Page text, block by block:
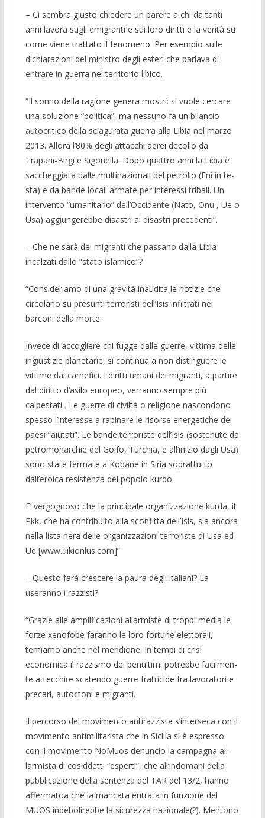
– Ci sembra giusto chiedere un parere a chi da tanti
anni lavora sugli emigran­ti e sui loro diritti e la verità su
come viene trattato il fenomeno. Per esempio sulle
dichiarazioni del ministro degli esteri che parlava di
entrare in guerra nel territorio libico.
“Il sonno della ragione genera mostri: si vuole cercare
una soluzio­ne “politica”, ma nessuno fa un bilancio
autocritico della sciagurata guerra alla Li­bia nel marzo
2013. Allora l’80% degli at­tacchi aerei de­collò da
Trapani-Birgi e Sigonella. Dopo quattro anni la Libia è
saccheggia­ta dalle multinazionali del petrolio (Eni in te­
sta) e da bande locali armate per interes­si tribali. Un
intervento “umanitario” dell’Occidente (Nato, Onu , Ue o
Usa) ag­giungerebbe di­sastri ai disastri precedenti”.
– Che ne sarà dei migranti che passa­no dalla Libia
incalzati dallo “stato isla­mico”?
“Consideriamo di una gravità inaudita le notizie che
circolano su presunti terroristi dell’Isis infiltrati nei
barconi della morte.
Invece di accogliere chi fugge dalle guer­re, vittima delle
ingiustizie pla­netarie, si continua a non distinguere le
vittime dai carnefici. I diritti umani dei mi­granti, a partire
dal diritto d’asilo europeo, verranno sempre più
calpestati . Le guerre di civiltà o religione nascondo­no
spesso l’interesse a rapinare le risorse energetiche dei
paesi “aiutati”. Le bande terroriste dell’Isis (so­stenute da
petromonarchie del Golfo, Tur­chia, e all’inizio dagli Usa)
sono state fer­mate a Kobane in Siria soprattutto
dall’eroica resistenza del popolo kurdo.
E’ vergognoso che la principale organiz­zazione kurda, il
Pkk, che ha con­tribuito alla sconfitta dell’Isis, sia ancora
nella lista nera delle organizzazioni terro­riste di Usa ed
Ue [www.uikionlus.com]”
– Questo farà crescere la paura degli italiani? La
useranno i razzisti?
“Grazie alle amplificazioni allarmiste di troppi media le
forze xenofobe faranno le loro fortune elettorali,
temiamo anche nel meridione. In tempi di crisi
economica il razzismo dei penultimi potrebbe facilmen­
te attecchire scatendo guerre fratricide fra lavoratori e
precari, autoctoni e migranti.
Il percorso del movimento antirazzista s’interseca con il
movimento antimilitari­sta che in Sicilia si è espresso
con il movi­mento NoMuos denuncio la campagna al­
larmista di cosiddetti “esperti”, che all’indomani della
pubblicazione della sen­tenza del TAR del 13/2, hanno
affermatoa che la mancata entrata in funzione del
MUOS indebolirebbe la sicurezza nazio­nale(?). Mentono